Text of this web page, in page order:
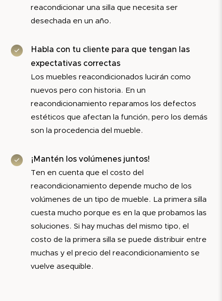
reacondicionar una silla que necesita ser
desechada en un año.
Habla con tu cliente para que tengan las
expectativas correctas
Los muebles reacondicionados lucirán como
nuevos pero con historia. En un
reacondicionamiento reparamos los defectos
estéticos que afectan la función, pero los demás
son la procedencia del mueble.
¡Mantén los volúmenes juntos!
Ten en cuenta que el costo del
reacondicionamiento depende mucho de los
volúmenes de un tipo de mueble. La primera silla
cuesta mucho porque es en la que probamos las
soluciones. Si hay muchas del mismo tipo, el
costo de la primera silla se puede distribuir entre
muchas y el precio del reacondicionamiento se
vuelve asequible.